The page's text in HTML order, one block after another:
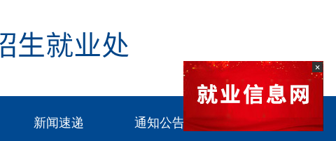
新闻速递 通知公告 招生工作